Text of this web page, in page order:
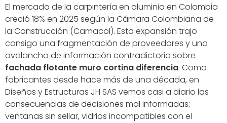
El mercado de la carpintería en aluminio en Colombia
creció 18% en 2025 según la Cámara Colombiana de
la Construcción (Camacol). Esta expansión trajo
consigo una fragmentación de proveedores y una
avalancha de información contradictoria sobre
fachada flotante muro cortina diferencia. Como
fabricantes desde hace más de una década, en
Diseños y Estructuras JH SAS vemos casi a diario las
consecuencias de decisiones mal informadas:
ventanas sin sellar, vidrios incompatibles con el